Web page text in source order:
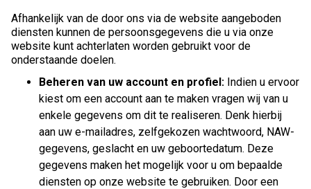
Afhankelijk van de door ons via de website aangeboden
diensten kunnen de persoonsgegevens die u via onze
website kunt achterlaten worden gebruikt voor de
onderstaande doelen.
Beheren van uw account en profiel: Indien u ervoor
kiest om een account aan te maken vragen wij van u
enkele gegevens om dit te realiseren. Denk hierbij
aan uw e-mailadres, zelfgekozen wachtwoord, NAW-
gegevens, geslacht en uw geboortedatum. Deze
gegevens maken het mogelijk voor u om bepaalde
diensten op onze website te gebruiken. Door een